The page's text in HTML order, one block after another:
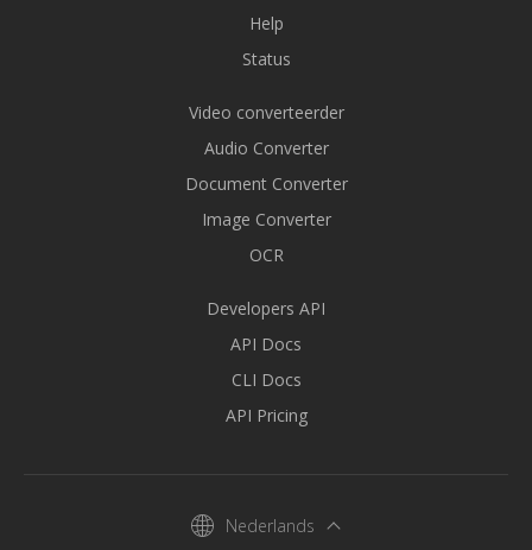
Help
Status
Video converteerder
Audio Converter
Document Converter
Image Converter
OCR
Developers API
API Docs
CLI Docs
API Pricing
Nederlands